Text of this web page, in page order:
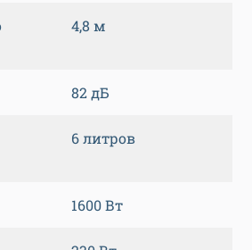
4,8 м
82 дБ
6 литров
1600 Вт